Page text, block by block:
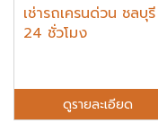
เช่ารถเครนด่วน ชลบุรี
24 ชั่วโมง
ดูรายละเอียด